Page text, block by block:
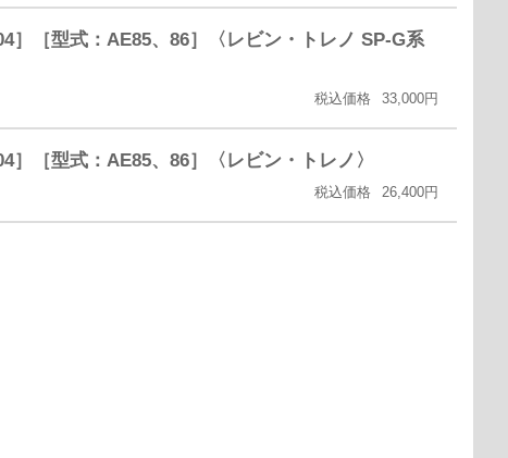
［型式：AE85、86］〈レビン・トレノ SP-G系
税込価格 33,000円
［型式：AE85、86］〈レビン・トレノ〉
税込価格 26,400円